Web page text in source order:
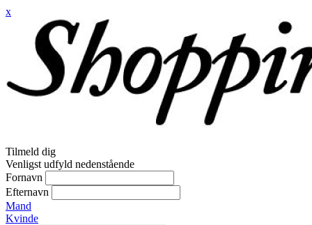
x
Tilmeld dig
Venligst udfyld nedenstående
Fornavn
Efternavn
Mand
Kvinde